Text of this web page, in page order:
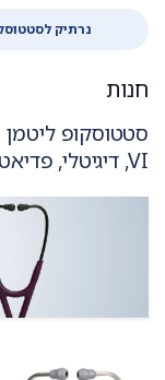
נרתיק
חנות
VI, דיגיטלי, פדיאטרי